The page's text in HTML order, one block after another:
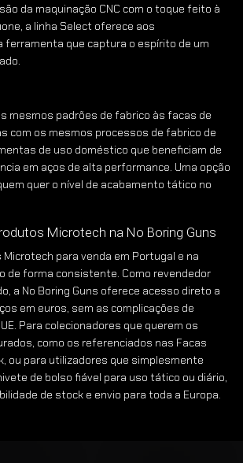
da maquinação CNC com o toque feito à
a linha Select oferece aos
ferramenta que captura o espírito de um
mesmos padrões de fabrico às facas de
com os mesmos processos de fabrico de
de uso doméstico que beneficiam de
em aços de alta performance. Uma opção
quer o nível de acabamento tático no
Microtech na No Boring Guns
Microtech para venda em Portugal e na
de forma consistente. Como revendedor
a No Boring Guns oferece acesso direto a
em euros, sem as complicações de
Para colecionadores que querem os
como os referenciados nas Facas
ou para utilizadores que simplesmente
de bolso fiável para uso tático ou diário,
de stock e envio para toda a Europa.